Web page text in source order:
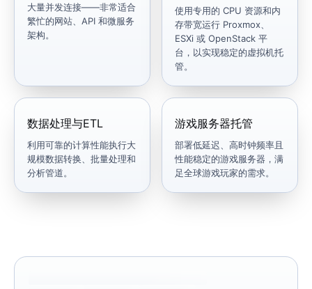
大量并发连接——非常适合
繁忙的网站、API 和微服务
架构。
使用专用的 CPU 资源和内
存带宽运行 Proxmox、
ESXi 或 OpenStack 平
台，以实现稳定的虚拟机托
管。
数据处理与ETL
利用可靠的计算性能执行大
规模数据转换、批量处理和
分析管道。
游戏服务器托管
部署低延迟、高时钟频率且
性能稳定的游戏服务器，满
足全球游戏玩家的需求。